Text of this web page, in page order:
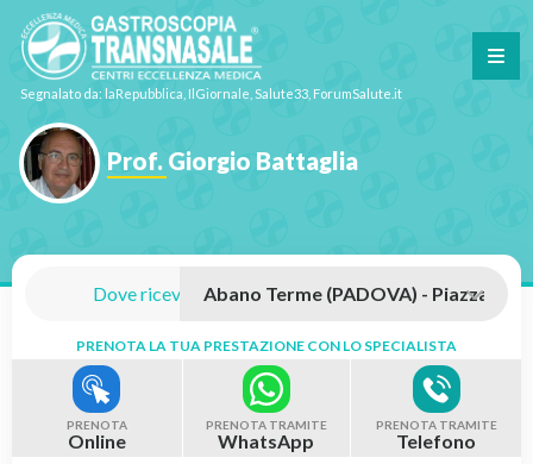
Segnalato da: laRepubblica, IlGiornale, Salute33, ForumSalute.it
Prof. Giorgio Battaglia
Dove riceve:
PRENOTA LA TUA PRESTAZIONE CON LO SPECIALISTA
PRENOTA
Online
PRENOTA TRAMITE
WhatsApp
PRENOTA TRAMITE
Telefono